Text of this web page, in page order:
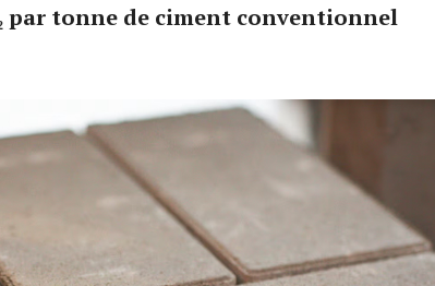
par tonne de ciment conventionnel